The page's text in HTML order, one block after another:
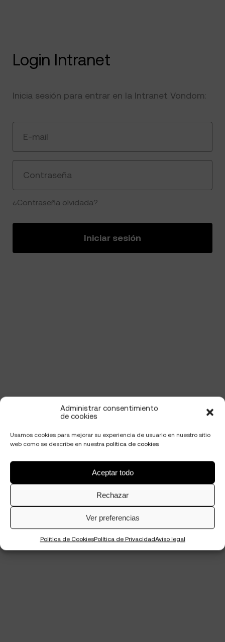
Administrar consentimiento
de cookies
Usamos cookies para mejorar su experiencia de usuario en nuestro sitio
web como se describe en nuestra política de cookies
Aceptar todo
Rechazar
Ver preferencias
Política de CookiesPolítica de PrivacidadAviso legal
Login Intranet
Inicia sesión para entrar en la Intranet Vondom:
E-mail
Contraseña
¿Contraseña olvidada?
Iniciar sesión